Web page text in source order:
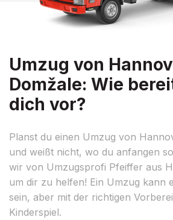
Umzug von
Domžale: Wie
dich vor?
Planst du einen Umzug von
und weißt nicht, wo du anfangen
wir von Umzugsprofi Pfeiffer aus
um dir zu helfen! Ein Umzug kann
sein, aber mit der richtigen
Kinderspiel.